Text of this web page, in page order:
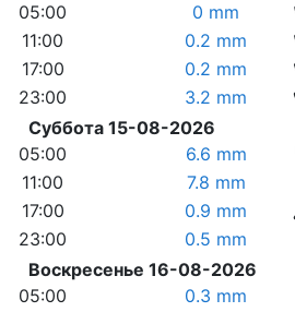
05:00
0 mm
11:00
0.2 mm
17:00
0.2 mm
23:00
3.2 mm
Суббота 15-08-2026
05:00
6.6 mm
11:00
7.8 mm
17:00
0.9 mm
23:00
0.5 mm
Воскресенье 16-08-2026
05:00
0.3 mm